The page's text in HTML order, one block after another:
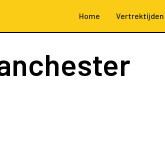
Home Vertrektijden